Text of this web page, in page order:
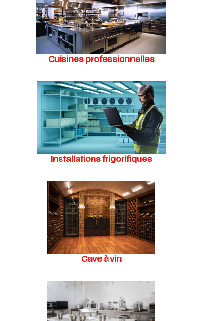
Cuisines professionnelles
Installations frigorifiques
Cave à vin